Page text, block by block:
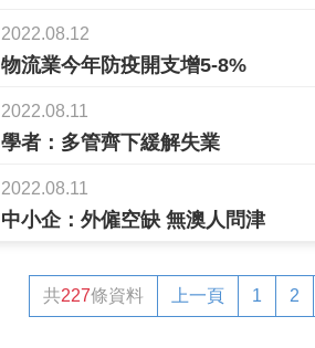
2022.08.12
物流業今年防疫開支增5-8%
2022.08.11
學者：多管齊下緩解失業
2022.08.11
中小企：外僱空缺 無澳人問津
共227條資料 上一頁 1 2